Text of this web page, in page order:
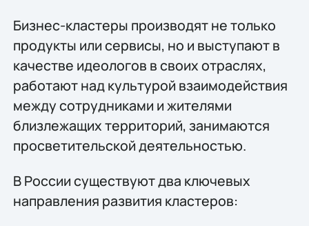
Бизнес-кластеры производят не только
продукты или сервисы, но и выступают в
качестве идеологов в своих отраслях,
работают над культурой взаимодействия
между сотрудниками и жителями
близлежащих территорий, занимаются
просветительской деятельностью.
В России существуют два ключевых
направления развития кластеров: